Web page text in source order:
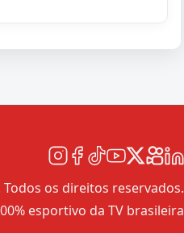
os direitos reservados.
esportivo da TV brasileira